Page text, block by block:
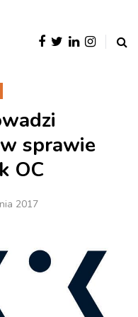
sprawie
OC
2017